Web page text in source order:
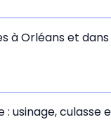
à Orléans et